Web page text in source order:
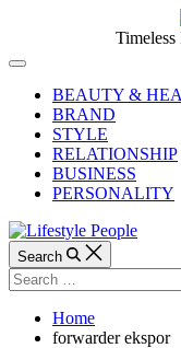
content
People
Off
CanvasBEAUTY &
BRAND
STYLE
RELATIONSHIP
BUSINESS
PERSONALITY
Search
Search
for:
Home
forwarder ekspor